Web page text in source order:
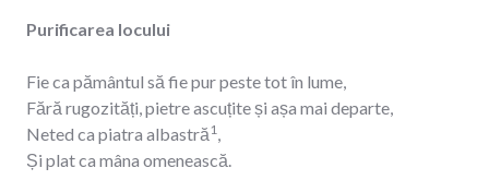
Purificarea locului
Fie ca pământul să fie pur peste tot în lume,
Fără rugozități, pietre ascuțite și așa mai departe,
Neted ca piatra albastră 1 ,
Și plat ca mâna omenească.